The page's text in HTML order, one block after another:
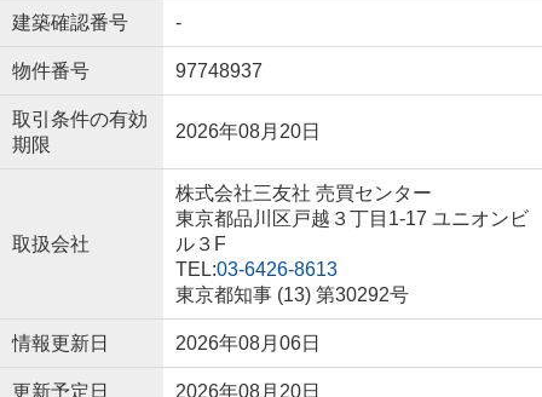
建築確認番号 -
物件番号 97748937
取引条件の有効
期限
2026年08月20日
取扱会社
株式会社三友社 売買センター
東京都品川区戸越３丁目1-17 ユニオンビ
ル３F
TEL:03-6426-8613
東京都知事 (13) 第30292号
情報更新日 2026年08月06日
更新予定日 2026年08月20日